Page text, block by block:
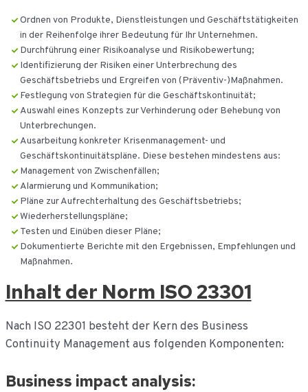
Ordnen von Produkte, Dienstleistungen und Geschäftstätigkeiten
in der Reihenfolge ihrer Bedeutung für Ihr Unternehmen.
Durchführung einer Risikoanalyse und Risikobewertung;
Identifizierung der Risiken einer Unterbrechung des
Geschäftsbetriebs und Ergreifen von (Präventiv-)Maßnahmen.
Festlegung von Strategien für die Geschäftskontinuität;
Auswahl eines Konzepts zur Verhinderung oder Behebung von
Unterbrechungen.
Ausarbeitung konkreter Krisenmanagement- und
Geschäftskontinuitätspläne. Diese bestehen mindestens aus:
Management von Zwischenfällen;
Alarmierung und Kommunikation;
Pläne zur Aufrechterhaltung des Geschäftsbetriebs;
Wiederherstellungspläne;
Testen und Einüben dieser Pläne;
Dokumentierte Berichte mit den Ergebnissen, Empfehlungen und
Maßnahmen.
Inhalt der Norm ISO 23301
Nach ISO 22301 besteht der Kern des Business
Continuity Management aus folgenden Komponenten:
Business impact analysis: